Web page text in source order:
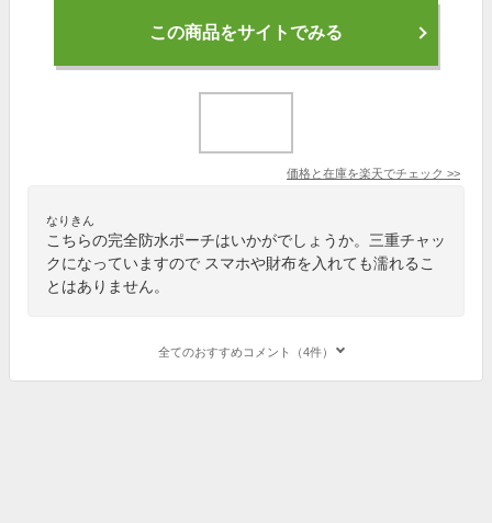
この商品をサイトでみる
価格と在庫を楽天でチェック >>
なりきん
こちらの完全防水ポーチはいかがでしょうか。三重チャッ
クになっていますので スマホや財布を入れても濡れるこ
とはありません。
全てのおすすめコメント（4件）